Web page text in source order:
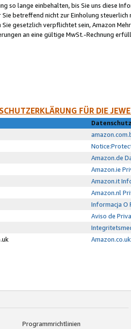
so lange einbehalten, bis Sie uns diese
Sie betreffend nicht zur Einholung
Sie gesetzlich verpflichtet sein, Amazon
an eine gültige MwSt.-Rechnung
FÜR DIE
Amazon.de
Amazon.ie
Amazon.it
Amazon.nl
Informacja O
Aviso de
Programmrichtlinien